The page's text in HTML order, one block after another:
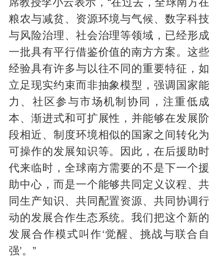
粮农与减贫、资源环境与气候、数字科技
与风险治理、社会治理等领域，已经形成
一批具有平行借鉴价值的南方方案。这些
经验具有许多与以往不同的重要特征，如
立足现实约束而非抽象模型，强调国家能
力、社区参与市场机制协同，注重低成
本、渐进式和可扩展性，并能够在发展阶
段相近、制度环境相似的国家之间转化为
可操作的发展知识等。因此，在后援助时
代来临时，全球南方需要的不是下一个援
助中心，而是一个能够共同定义议程、共
同生产知识、共同配置资源、共同协调行
动的发展合作生态系统。我们把这个新的
发展合作模式叫作‘觉醒、挑战与联合自
强’。”